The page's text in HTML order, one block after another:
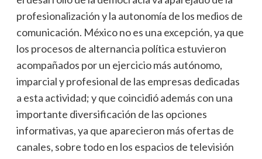
profesionalización y la autonomía de los medios de
comunicación. México no es una excepción, ya que
los procesos de alternancia política estuvieron
acompañados por un ejercicio más autónomo,
imparcial y profesional de las empresas dedicadas
a esta actividad; y que coincidió además con una
importante diversificación de las opciones
informativas, ya que aparecieron más ofertas de
canales, sobre todo en los espacios de televisión